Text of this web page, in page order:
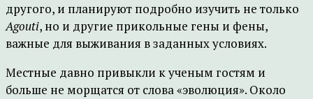
другого, и планируют подробно изучить не только
Agouti, но и другие прикольные гены и фены,
важные для выживания в заданных условиях.
Местные давно привыкли к ученым гостям и
больше не морщатся от слова «эволюция». Около